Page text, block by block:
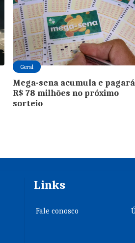
Geral
Mega-sena acumula e pagará
R$ 78 milhões no próximo
sorteio
Links
Fale conosco